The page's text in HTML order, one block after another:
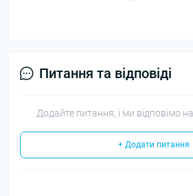
Питання та відповіді
Додайте питання, і ми відповімо
+ Додати питання